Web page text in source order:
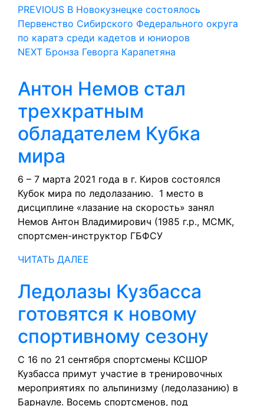
Навигация
по
записям
PREVIOUS Предыдущая
запись:
В Новокузнецке состоялось
Первенство Сибирского Федерального округа
по каратэ среди кадетов и юниоров
NEXT Следующая
Бронза Геворга Карапетяна
Антон Немов стал
трехкратным
обладателем Кубка
мира
Немов
стал
трехкратным
обладателем
Кубка
мира
6 – 7 марта 2021 года в г. Киров состоялся
Кубок мира по ледолазанию. 1 место в
дисциплине «лазание на скорость» занял
Немов Антон Владимирович (1985 г.р., МСМК,
спортсмен-инструктор ГБФСУ
ЧИТАТЬ ДАЛЕЕ
Ледолазы Кузбасса
готовятся к новому
спортивному сезону
С 16 по 21 сентября спортсмены КСШОР
Кузбасса примут участие в тренировочных
мероприятиях по альпинизму (ледолазанию) в
Барнауле. Восемь спортсменов, под